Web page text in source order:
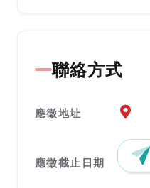
聯絡方式
應徵地址 應徵
應徵截止日期